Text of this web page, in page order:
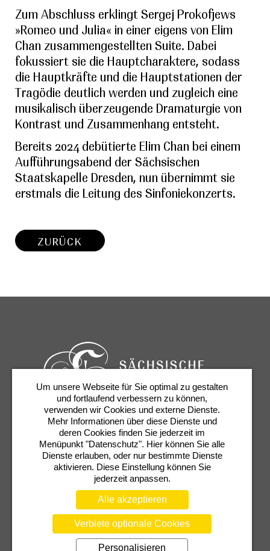
Zum Abschluss erklingt Sergej Prokofjews
»Romeo und Julia« in einer eigens von Elim
Chan zusammengestellten Suite. Dabei
fokussiert sie die Hauptcharaktere, sodass
die Hauptkräfte und die Hauptstationen der
Tragödie deutlich werden und zugleich eine
musikalisch überzeugende Dramaturgie von
Kontrast und Zusammenhang entsteht.
Bereits 2024 debütierte Elim Chan bei einem
Aufführungsabend der Sächsischen
Staatskapelle Dresden, nun übernimmt sie
erstmals die Leitung des Sinfoniekonzerts.
ZURÜCK
Karten & Services Newsletter
Kontakt
Presse
Shop Semperoper
AGB
DATENSCHUTZERKLÄRUNG
Um unsere Webseite für Sie optimal zu gestalten
und fortlaufend verbessern zu können,
verwenden wir Cookies und externe Dienste.
Mehr Informationen über diese Dienste und
deren Cookies finden Sie jederzeit im
Menüpunkt "Datenschutz". Hier können Sie alle
Dienste erlauben, oder nur bestimmte Dienste
aktivieren. Diese Einstellung können Sie
jederzeit anpassen.
Alle akzeptieren
Verbiete optionale Cookies
Personalisieren